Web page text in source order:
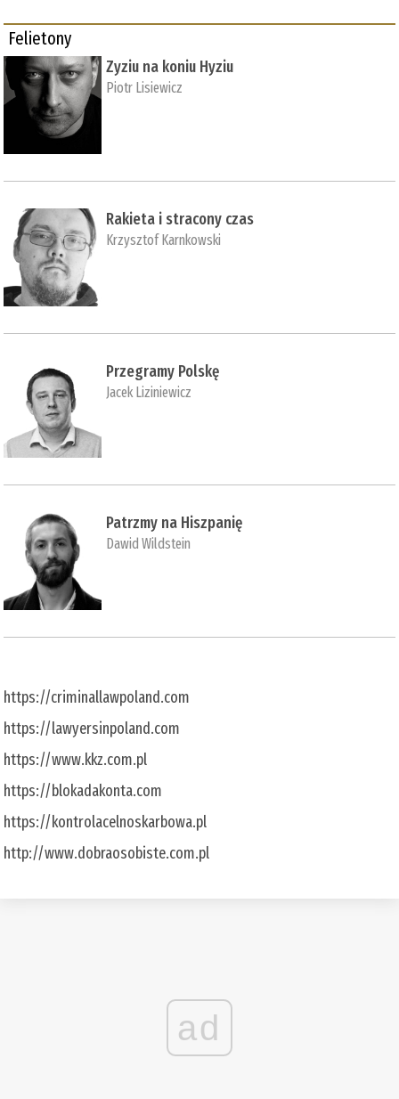
Felietony
Zyziu na koniu Hyziu
Piotr Lisiewicz
Rakieta i stracony czas
Krzysztof Karnkowski
Przegramy Polskę
Jacek Liziniewicz
Patrzmy na Hiszpanię
Dawid Wildstein
https://criminallawpoland.com
https://lawyersinpoland.com
https://www.kkz.com.pl
https://blokadakonta.com
https://kontrolacelnoskarbowa.pl
http://www.dobraosobiste.com.pl
ad